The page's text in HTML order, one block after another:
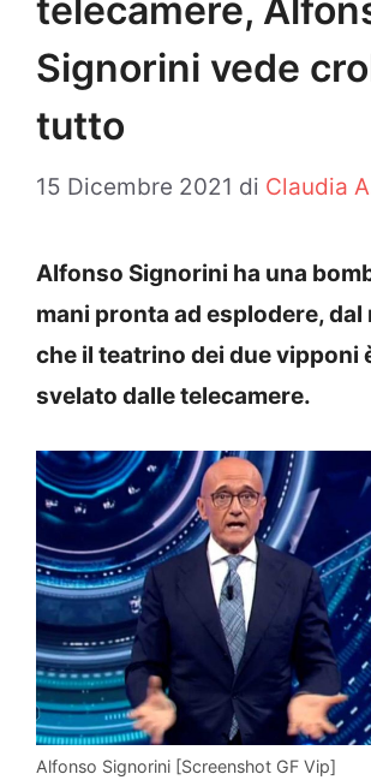
telecamere,
Signorini vede
tutto
15 Dicembre 2021 di Claudia
Alfonso Signorini ha una
mani pronta ad esplodere, dal
che il teatrino dei due vipponi
svelato dalle telecamere.
Alfonso Signorini [Screenshot GF Vip]